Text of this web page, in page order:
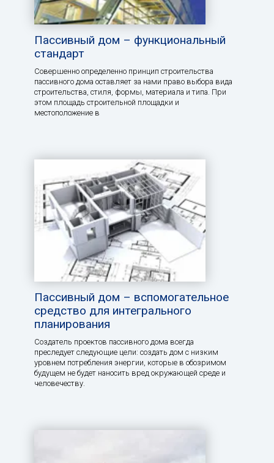
Пассивный дом – функциональный
стандарт
Совершенно определенно принцип строительства
пассивного дома оставляет за нами право выбора вида
строительства, стиля, формы, материала и типа. При
этом площадь строительной площадки и
местоположение в
Пассивный дом – вспомогательное
средство для интегрального
планирования
Создатель проектов пассивного дома всегда
преследует следующие цели: создать дом с низким
уровнем потребления энергии, которые в обозримом
будущем не будет наносить вред окружающей среде и
человечеству.